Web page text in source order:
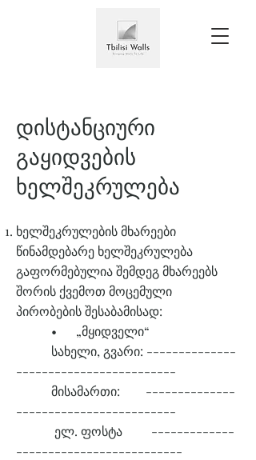
დისტანციური
გაყიდვების
ხელშეკრულება
ხელშეკრულების მხარეები
წინამდებარე ხელშეკრულება
გაფორმებულია შემდეგ მხარეებს
შორის ქვემოთ მოცემული
პირობების შესაბამისად:
• „მყიდველი“
სახელი, გვარი: --------------
-------------------------
მისამართი: --------------
-------------------------
ელ. ფოსტა -------------
--------------------------